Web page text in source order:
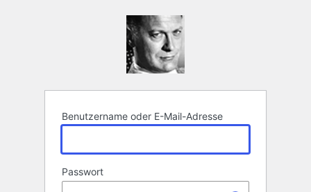
Benutzername oder E-Mail-Adresse
Passwort